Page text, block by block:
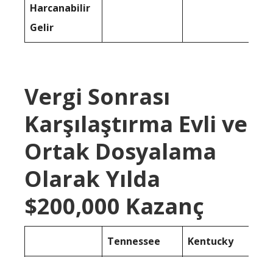
Harcanabilir
Gelir
Vergi Sonrası
Karşılaştırma Evli ve
Ortak Dosyalama
Olarak Yılda
$200,000 Kazanç
Tennessee Kentucky